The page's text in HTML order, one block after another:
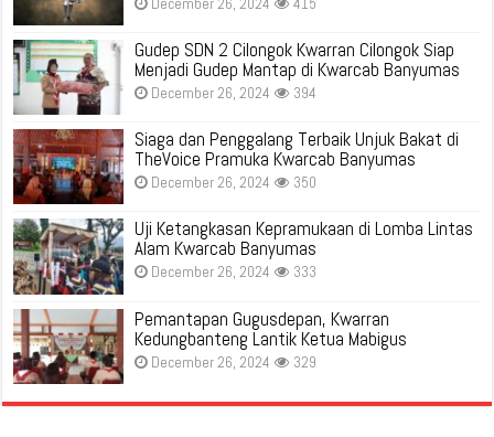
Gudep SDN 2 Cilongok Kwarran Cilongok Siap
Menjadi Gudep Mantap di Kwarcab Banyumas
December 26, 2024 394
Siaga dan Penggalang Terbaik Unjuk Bakat di
TheVoice Pramuka Kwarcab Banyumas
December 26, 2024 350
Uji Ketangkasan Kepramukaan di Lomba Lintas
Alam Kwarcab Banyumas
December 26, 2024 333
Pemantapan Gugusdepan, Kwarran
Kedungbanteng Lantik Ketua Mabigus
December 26, 2024 329